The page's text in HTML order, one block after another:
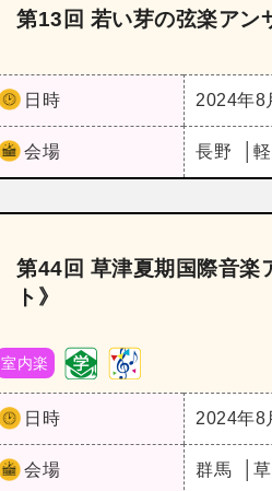
第13回 若い芽の弦楽アン
日時 2024年8
会場 長野
第44回 草津夏期国際音楽
ト》
室内楽
日時 2024年8
会場 群馬